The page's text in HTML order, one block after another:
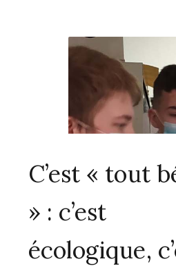
C’est « tout
» : c’est
écologique,